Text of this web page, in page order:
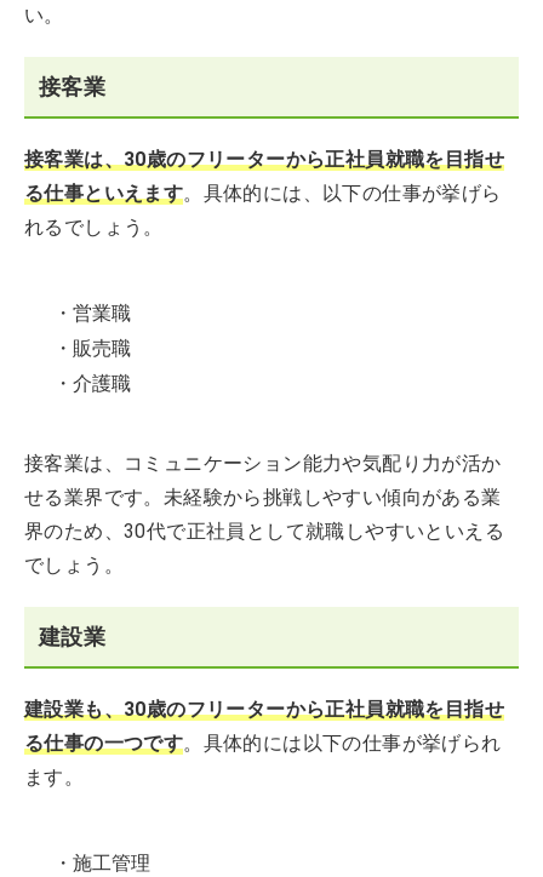
い。
接客業
接客業は、30歳のフリーターから正社員就職を目指せ
る仕事といえます。具体的には、以下の仕事が挙げら
れるでしょう。
・営業職
・販売職
・介護職
接客業は、コミュニケーション能力や気配り力が活か
せる業界です。未経験から挑戦しやすい傾向がある業
界のため、30代で正社員として就職しやすいといえる
でしょう。
建設業
建設業も、30歳のフリーターから正社員就職を目指せ
る仕事の一つです。具体的には以下の仕事が挙げられ
ます。
・施工管理